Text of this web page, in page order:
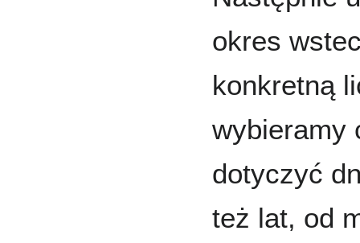
okres
konkretną
wybieramy
dotyczyć
też lat, od